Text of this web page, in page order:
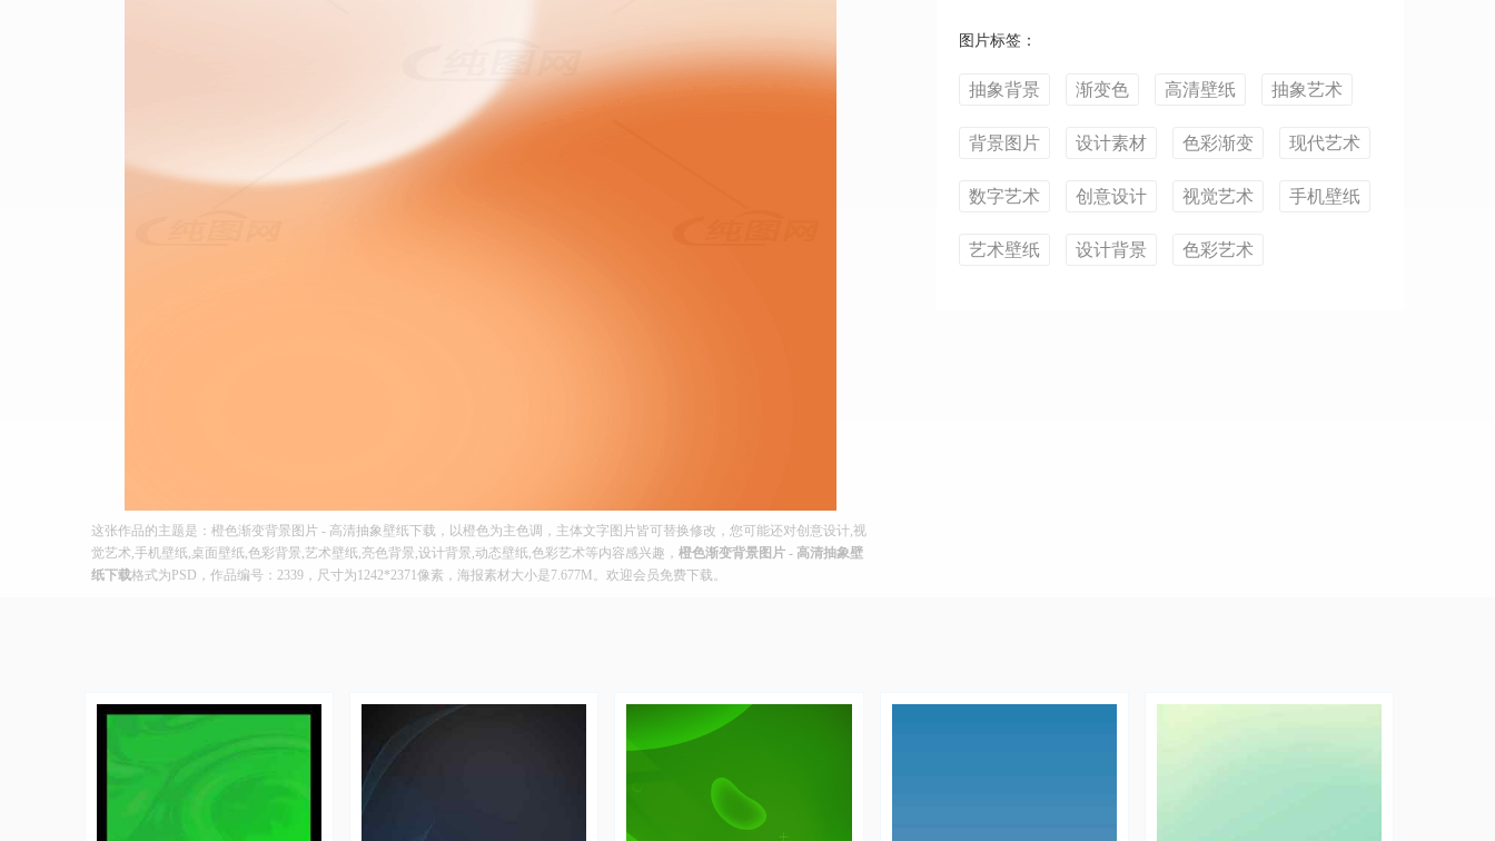
图片标签：
抽象背景 渐变色 高清壁纸 抽象艺术
背景图片 设计素材 色彩渐变 现代艺术
数字艺术 创意设计 视觉艺术 手机壁纸
艺术壁纸 设计背景 色彩艺术
这张作品的主题是：橙色渐变背景图片 - 高清抽象壁纸下载，以橙色为主色调，主体文字图片皆可替换修改，您可能还对创意设计,视
觉艺术,手机壁纸,桌面壁纸,色彩背景,艺术壁纸,亮色背景,设计背景,动态壁纸,色彩艺术等内容感兴趣， 橙色渐变背景图片 - 高清抽象壁
纸下载格式为PSD，作品编号：2339，尺寸为1242*2371像素，海报素材大小是7.677M。欢迎会员免费下载。